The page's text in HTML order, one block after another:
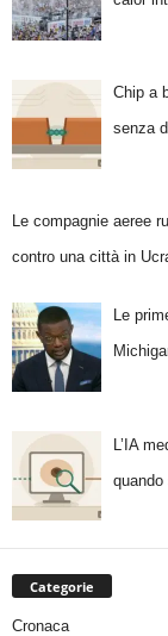
Chip a
senza
Le compagnie aeree
contro una città in
Le
L’IA
quando
Categorie
Cronaca